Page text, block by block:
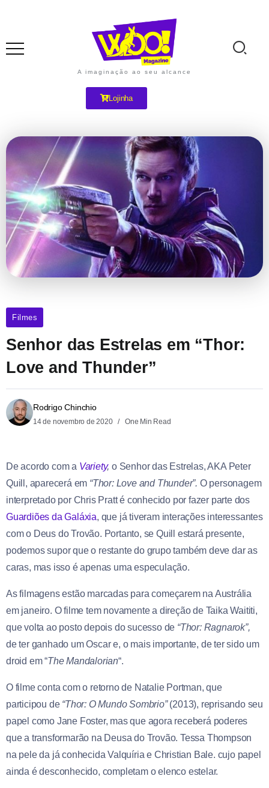
A imaginação ao seu alcance
Lojinha
Filmes
Senhor das Estrelas em “Thor:
Love and Thunder”
Rodrigo Chinchio
14 de novembro de 2020 One Min Read
De acordo com a Variety,o Senhor das Estrelas, AKA Peter
Quill, aparecerá em “Thor: Love and Thunder”. O personagem
interpretado por Chris Pratt é conhecido por fazer parte dos
Guardiões da Galáxia, que já tiveram interações interessantes
com o Deus do Trovão. Portanto, se Quill estará presente,
podemos supor que o restante do grupo também deve dar as
caras, mas isso é apenas uma especulação.
As filmagens estão marcadas para começarem na Austrália
em janeiro. O filme tem novamente a direção de Taika Waititi,
que volta ao posto depois do sucesso de “Thor: Ragnarok”,
de ter ganhado um Oscar e, o mais importante, de ter sido um
droid em “The Mandalorian“.
O filme conta com o retorno de Natalie Portman, que
participou de “Thor: O Mundo Sombrio”(2013), reprisando seu
papel como Jane Foster, mas que agora receberá poderes
que a transformarão na Deusa do Trovão. Tessa Thompson
na pele da já conhecida Valquíria e Christian Bale. cujo papel
ainda é desconhecido, completam o elenco estelar.